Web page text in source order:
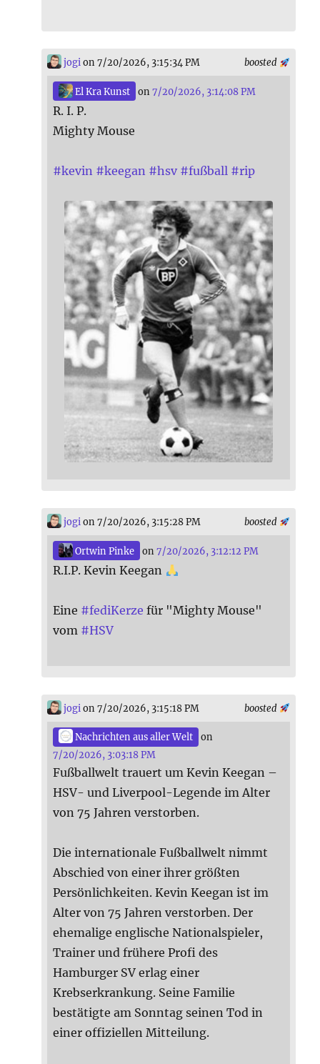
boosted
jogion 7/20/2026, 3:15:34 PM
El Kra Kunst on7/20/2026, 3:14:08 PM
R. I. P.
Mighty Mouse
#kevin #keegan #hsv #fußball #rip
boosted
jogi on 7/20/2026, 3:15:28 PM
Ortwin Pinke on7/20/2026, 3:12:12 PM
R.I.P. Kevin Keegan
Eine #fediKerze für "Mighty Mouse"
vom #HSV
boosted
jogi on 7/20/2026, 3:15:18 PM
Nachrichten aus aller Welt
on
7/20/2026, 3:03:18 PM
Fußballwelt trauert um Kevin Keegan –
HSV- und Liverpool-Legende im Alter
von 75 Jahren verstorben.
Die internationale Fußballwelt nimmt
Abschied von einer ihrer größten
Persönlichkeiten. Kevin Keegan ist im
Alter von 75 Jahren verstorben. Der
ehemalige englische Nationalspieler,
Trainer und frühere Profi des
Hamburger SV erlag einer
Krebserkrankung. Seine Familie
bestätigte am Sonntag seinen Tod in
einer offiziellen Mitteilung.